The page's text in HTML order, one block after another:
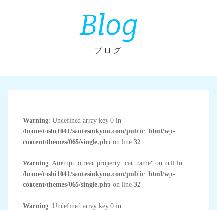
Blog
ブログ
Warning: Undefined array key 0 in
/home/toshi1041/santesinkyuu.com/public_html/wp-
content/themes/065/single.phpon line 32
Warning: Attempt to read property "cat_name" on null in
/home/toshi1041/santesinkyuu.com/public_html/wp-
content/themes/065/single.phpon line 32
Warning: Undefined array key 0 in